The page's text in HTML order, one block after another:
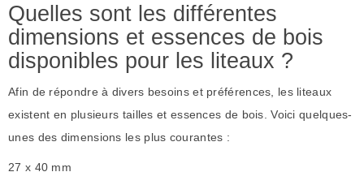
Quelles sont les différentes
dimensions et essences de bois
disponibles pour les liteaux ?
Afin de répondre à divers besoins et préférences, les liteaux
existent en plusieurs tailles et essences de bois. Voici quelques-
unes des dimensions les plus courantes :
27 x 40 mm